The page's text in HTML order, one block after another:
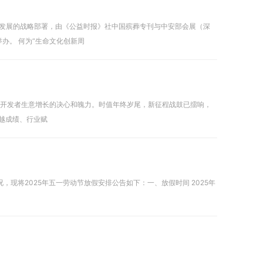
的战略部署，由《公益时报》社中国殡葬专刊与中安部会展（深
圳）有限公司联合主办的“2025生命文化创新周暨中国生命文化殡葬产业博览会”，将于2025年6月18日至22日在深圳市燕子湖国际会展中心盛大举办。 何为“生命文化创新周
者生意增长的决心和魄力。时值年终岁尾，新征程战鼓已擂响，
成绩、行业赋